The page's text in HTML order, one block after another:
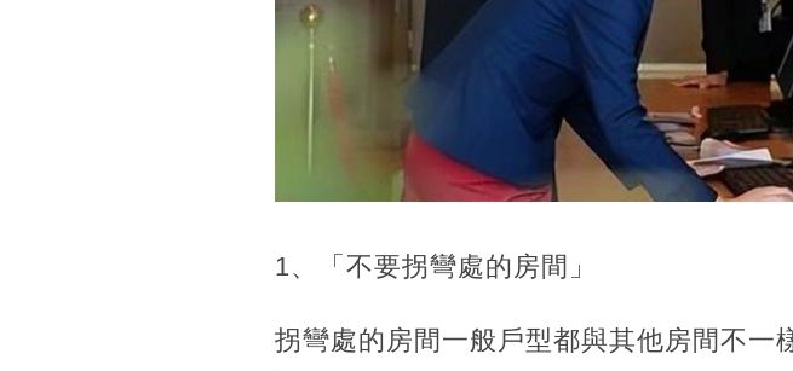
1、「不要拐彎處的房間」
拐彎處的房間一般戶型都與其他房間不一